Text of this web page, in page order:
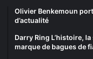
Olivier Benkemoun
d’actualité
Darry Ring L’histoire,
marque de bagues de